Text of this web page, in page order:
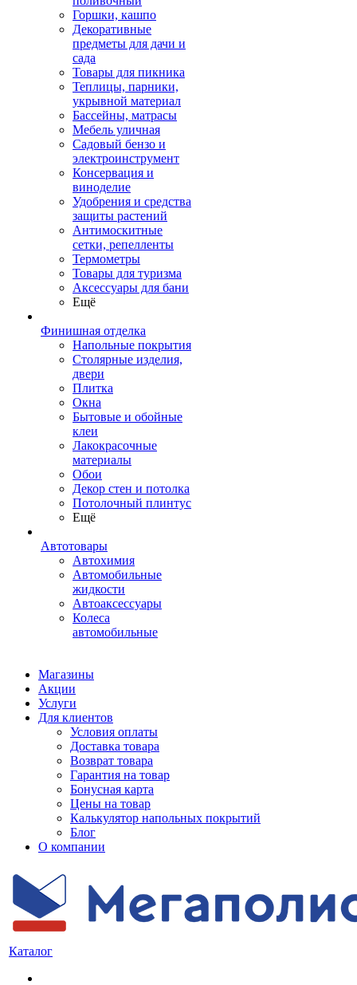
Горшки, кашпо
Декоративные
предметы для дачи и
сада
Товары для пикника
Теплицы, парники,
укрывной материал
Бассейны, матрасы
Мебель уличная
Садовый бензо и
электроинструмент
Консервация и
виноделие
Удобрения и средства
защиты растений
Антимоскитные
сетки, репелленты
Термометры
Товары для туризма
Аксессуары для бани
Ещё
Финишная отделка
Напольные покрытия
Столярные изделия,
двери
Плитка
Окна
Бытовые и обойные
клеи
Лакокрасочные
материалы
Обои
Декор стен и потолка
Потолочный плинтус
Ещё
Автотовары
Автохимия
Автомобильные
жидкости
Автоаксессуары
Колеса
автомобильные
Магазины
Акции
Услуги
Для клиентов
Условия оплаты
Доставка товара
Возврат товара
Гарантия на товар
Бонусная карта
Цены на товар
Калькулятор напольных покрытий
Блог
О компании
Каталог